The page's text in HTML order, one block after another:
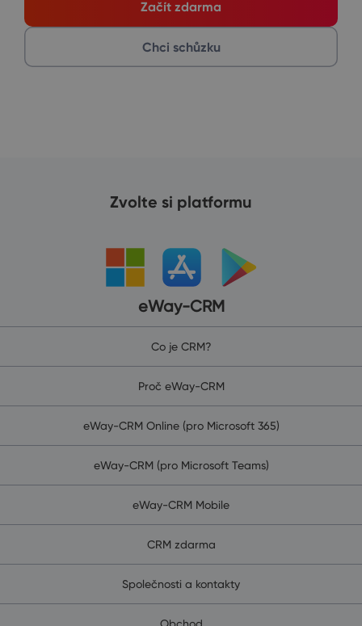
Začít zdarma
Chci schůzku
Zvolte si platformu
eWay-CRM
Co je CRM?
Proč eWay-CRM
eWay-CRM Online (pro Microsoft 365)
eWay-CRM (pro Microsoft Teams)
eWay-CRM Mobile
CRM zdarma
Společnosti a kontakty
Obchod